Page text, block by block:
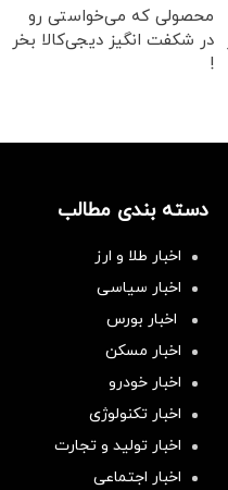
محصولی که می‌خواستی رو
در شکفت انگیز دیجی‌کالا بخر
!
دسته بندی مطالب
اخبار طلا و ارز
اخبار سیاسی
اخبار بورس
اخبار مسکن
اخبار خودرو
اخبار تکنولوژی
اخبار تولید و تجارت
اخبار اجتماعی